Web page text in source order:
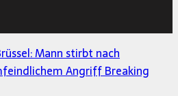
Mann stirbt nach
AngriffBreaking